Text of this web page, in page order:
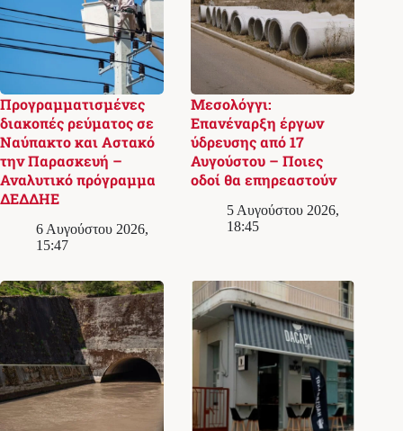
Προγραμματισμένες
διακοπές ρεύματος σε
Ναύπακτο και Αστακό
την Παρασκευή –
Αναλυτικό πρόγραμμα
ΔΕΔΔΗΕ
6 Αυγούστου 2026,
15:47
Μεσολόγγι:
Επανέναρξη έργων
ύδρευσης από 17
Αυγούστου – Ποιες
οδοί θα επηρεαστούν
5 Αυγούστου 2026,
18:45